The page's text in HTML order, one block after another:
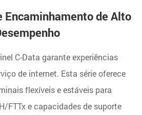
Encaminhamento de Alto
C-Data garante experiências
de internet. Esta série oferece
flexíveis e estáveis para
FTTx e capacidades de suporte